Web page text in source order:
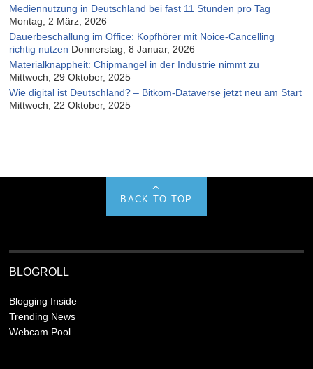
Mediennutzung in Deutschland bei fast 11 Stunden pro Tag
Montag, 2 März, 2026
Dauerbeschallung im Office: Kopfhörer mit Noice-Cancelling
richtig nutzen Donnerstag, 8 Januar, 2026
Materialknappheit: Chipmangel in der Industrie nimmt zu
Mittwoch, 29 Oktober, 2025
Wie digital ist Deutschland? – Bitkom-Dataverse jetzt neu am Start
Mittwoch, 22 Oktober, 2025
BACK TO TOP
BLOGROLL
Blogging Inside
Trending News
Webcam Pool